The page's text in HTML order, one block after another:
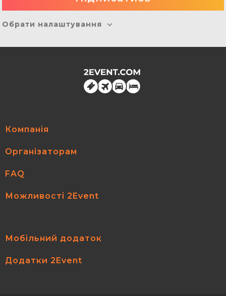
Обрати налаштування
Компанія
Організаторам
FAQ
Можливості 2Event
Мобільний додаток
Додатки 2Event